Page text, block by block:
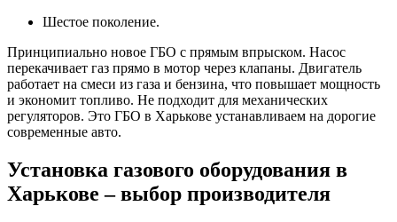
Шестое поколение.
Принципиально новое ГБО с прямым впрыском. Насос
перекачивает газ прямо в мотор через клапаны. Двигатель
работает на смеси из газа и бензина, что повышает мощность
и экономит топливо. Не подходит для механических
регуляторов. Это ГБО в Харькове устанавливаем на дорогие
современные авто.
Установка газового оборудования в
Харькове – выбор производителя